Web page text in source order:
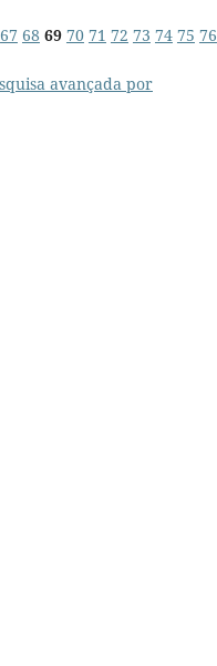
67 68 69 70 71 72 73 74 75 76
avançada por